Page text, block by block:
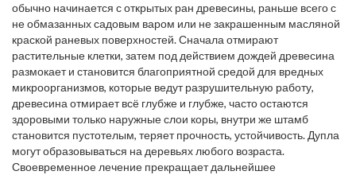
обычно начинается с открытых ран древесины, раньше всего с
не обмазанных садовым варом или не закрашенным масляной
краской раневых поверхностей. Сначала отмирают
растительные клетки, затем под действием дождей древесина
размокает и становится благоприятной средой для вредных
микроорганизмов, которые ведут разрушительную работу,
древесина отмирает всё глубже и глубже, часто остаются
здоровыми только наружные слои коры, внутри же штамб
становится пустотелым, теряет прочность, устойчивость. Дупла
могут образовываться на деревьях любого возраста.
Своевременное лечение прекращает дальнейшее